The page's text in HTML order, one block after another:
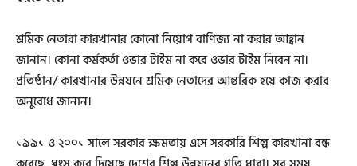
শ্রমিক নেতারা কারখানার কোনো নিয়োগ বাণিজ্য না করার আহ্বান
জানান। কোনা কর্মকর্তা ওভার টাইম না করে ওভার টাইম নিবেন না।
প্রতিষ্ঠান/ কারখানার উন্নয়নে শ্রমিক নেতাদের আন্তরিক হয়ে কাজ করার
অনুরোধ জানান।
১৯৯১ ও ২০০১ সালে সরকার ক্ষমতায় এসে সরকারি শিল্প কারখানা বন্ধ